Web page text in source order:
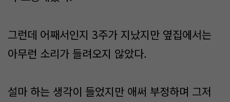
그런데 어째서인지 3주가 지났지만 옆집에서는
아무런 소리가 들려오지 않았다.
설마 하는 생각이 들었지만 애써 부정하며 그저